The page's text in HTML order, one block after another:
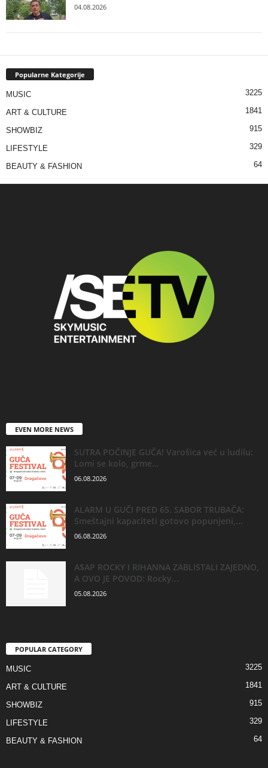
04.08.2026
Popularne Kategorije
MUSIC 3225
ART & CULTURE 1841
SHOWBIZ 915
LIFESTYLE 329
BEAUTY & FASHION 64
EVEN MORE NEWS
SUTRA POČINJE GUČA! Varošica već u ludilu:
Lomi se kolo, grme...
06.08.2026
ALARM U GUČI PRED 65. SABOR TRUBAČA:
Smeštajni kapaciteti gotovo popunjeni,...
06.08.2026
A$AP ROCKY I RIHANNA ZABLISTALI ZAJEDNO,
A OVO JE POVOD: Rocky...
05.08.2026
POPULAR CATEGORY
MUSIC 3225
ART & CULTURE 1841
SHOWBIZ 915
LIFESTYLE 329
BEAUTY & FASHION 64